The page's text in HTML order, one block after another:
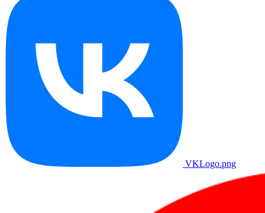
VKLogo.png